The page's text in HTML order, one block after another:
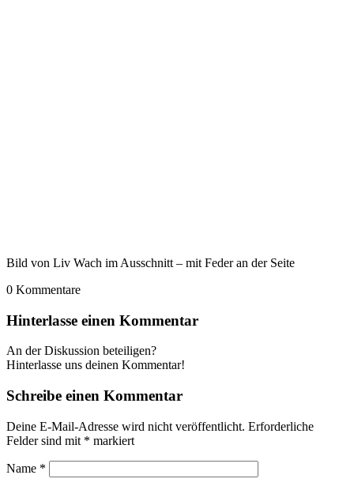
Bild von Liv Wach im Ausschnitt – mit Feder an der Seite
0 Kommentare
Hinterlasse einen Kommentar
An der Diskussion beteiligen?
Hinterlasse uns deinen Kommentar!
Schreibe einen Kommentar
Deine E-Mail-Adresse wird nicht veröffentlicht. Erforderliche
Felder sind mit * markiert
Name *